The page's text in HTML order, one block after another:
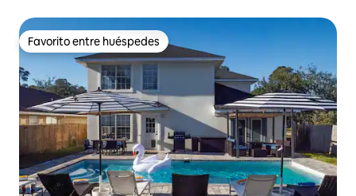
Favorito entre huéspedes
Favorito entre huéspedes